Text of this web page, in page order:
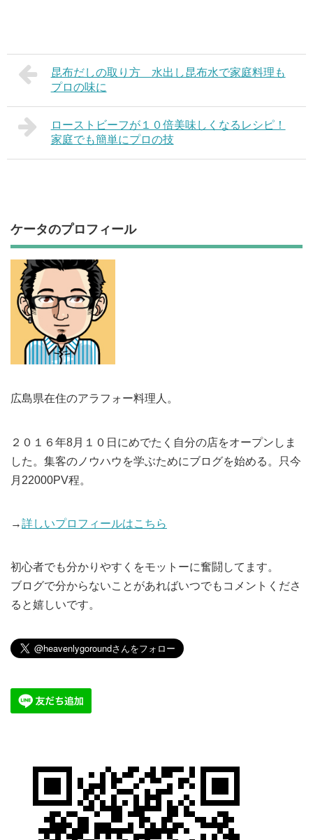
昆布だしの取り方 水出し昆布水で家庭料理も
プロの味に
ローストビーフが１０倍美味しくなるレシピ！
家庭でも簡単にプロの技
ケータのプロフィール
広島県在住のアラフォー料理人。
２０１６年8月１０日にめでたく自分の店をオープンしま
した。集客のノウハウを学ぶためにブログを始める。只今
月22000PV程。
→詳しいプロフィールはこちら
初心者でも分かりやすくをモットーに奮闘してます。
ブログで分からないことがあればいつでもコメントくださ
ると嬉しいです。